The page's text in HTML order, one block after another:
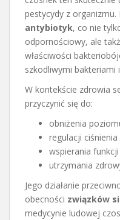
pestycydy z organizmu.
antybiotyk, co nie
odpornościowy, ale
właściwości
szkodliwymi bakteriami
W kontekście zdrowia
przyczynić się do:
obniżenia
regulacji ciśnienia
wspierania
utrzymania
Jego działanie
obecności związków
medycynie ludowej